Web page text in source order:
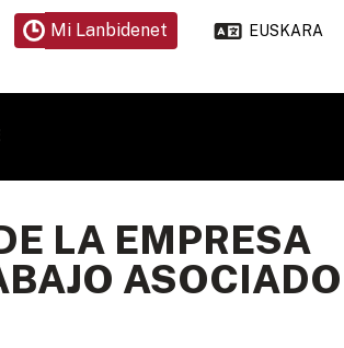
Mi Lanbidenet EUSKARA
LA EMPRESA
ASOCIADO